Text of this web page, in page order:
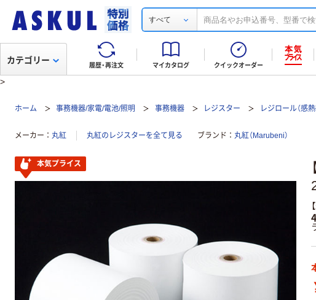
すべて
履歴・再注文 マイカタログ クイックオーダー
カテゴリー
>
ホーム 事務機器/家電/電池/照明 事務機器 レジスター レジロール（感熱
メーカー 丸紅 丸紅のレジスターを全て見る ブランド 丸紅（Marubeni）
本気プライス